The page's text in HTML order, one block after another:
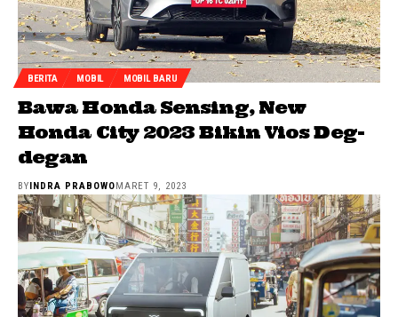
BERITA MOBIL MOBIL BARU
Bawa Honda Sensing, New
Honda City 2023 Bikin Vios Deg-
degan
BY INDRA PRABOWO MARET 9, 2023